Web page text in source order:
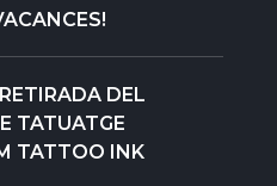
DEL
TATUATGE
TATTOO INK